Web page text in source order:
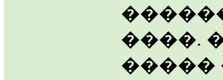
����.
�����